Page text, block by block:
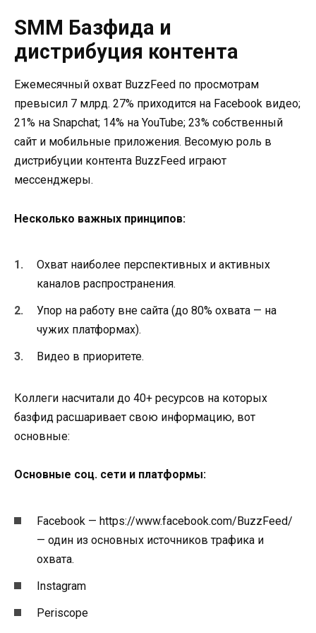
SMM Базфида и
дистрибуция контента
Ежемесячный охват BuzzFeed по просмотрам
превысил 7 млрд. 27% приходится на Facebook видео;
21% на Snapchat; 14% на YouTube; 23% собственный
сайт и мобильные приложения. Весомую роль в
дистрибуции контента BuzzFeed играют
мессенджеры.
Несколько важных принципов:
Охват наиболее перспективных и активных
каналов распространения.
Упор на работу вне сайта (до 80% охвата — на
чужих платформах).
Видео в приоритете.
Коллеги насчитали до 40+ ресурсов на которых
базфид расшаривает свою информацию, вот
основные:
Основные соц. сети и платформы:
Facebook — https://www.facebook.com/BuzzFeed/
— один из основных источников трафика и
охвата.
Instagram
Periscope